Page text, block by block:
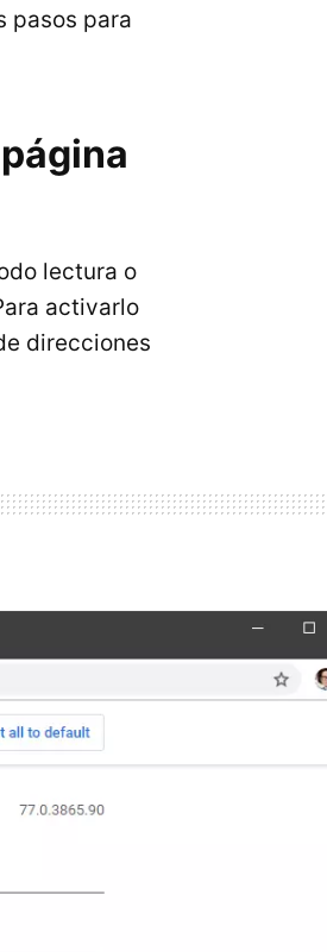
pasos para
lectura o
activarlo
direcciones